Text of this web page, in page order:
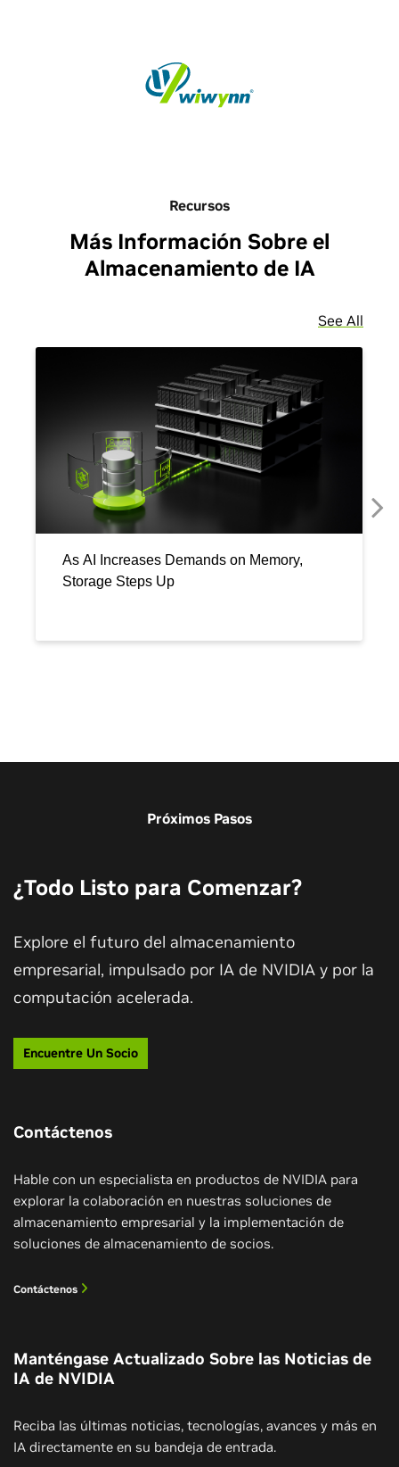
Recursos
Más Información Sobre el
Almacenamiento de IA
See All
Próximos Pasos
¿Todo Listo para Comenzar?
Explore el futuro del almacenamiento
empresarial, impulsado por IA de NVIDIA y por la
computación acelerada.
Encuentre Un Socio
Contáctenos
Hable con un especialista en productos de NVIDIA para
explorar la colaboración en nuestras soluciones de
almacenamiento empresarial y la implementación de
soluciones de almacenamiento de socios.
Contáctenos
Manténgase Actualizado Sobre las Noticias de
IA de NVIDIA
Reciba las últimas noticias, tecnologías, avances y más en
IA directamente en su bandeja de entrada.